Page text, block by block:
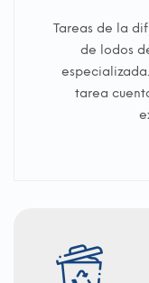
Tareas de la
de lodos
tarea